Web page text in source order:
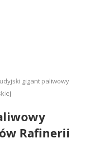
gigant paliwowy
Rafinerii